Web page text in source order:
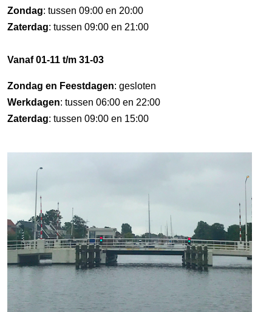
Zondag: tussen 09:00 en 20:00
Zaterdag: tussen 09:00 en 21:00
Vanaf 01-11 t/m 31-03
Zondag en Feestdagen: gesloten
Werkdagen: tussen 06:00 en 22:00
Zaterdag: tussen 09:00 en 15:00